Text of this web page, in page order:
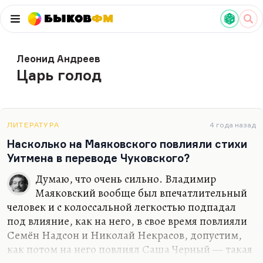
БыковФМ
Леонид Андреев
Царь голод
ЛИТЕРАТУРА 4 года назад
Насколько на Маяковского повлияли стихи
Уитмена в переводе Чуковского?
Думаю, что очень сильно. Владимир
Маяковский вообще был впечатлительный
человек и с колоссальной легкостью подпадал
под влияние, как на него, в свое время повлияли
Семён Надсон и Николай Некрасов, допустим,
как потом на него повлиял Саша Черный — такая